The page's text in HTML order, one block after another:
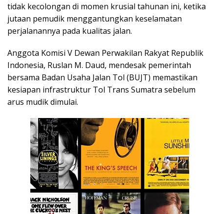
tidak kecolongan di momen krusial tahunan ini, ketika
jutaan pemudik menggantungkan keselamatan
perjalanannya pada kualitas jalan.
Anggota Komisi V Dewan Perwakilan Rakyat Republik
Indonesia, Ruslan M. Daud, mendesak pemerintah
bersama Badan Usaha Jalan Tol (BUJT) memastikan
kesiapan infrastruktur Tol Trans Sumatra sebelum
arus mudik dimulai.